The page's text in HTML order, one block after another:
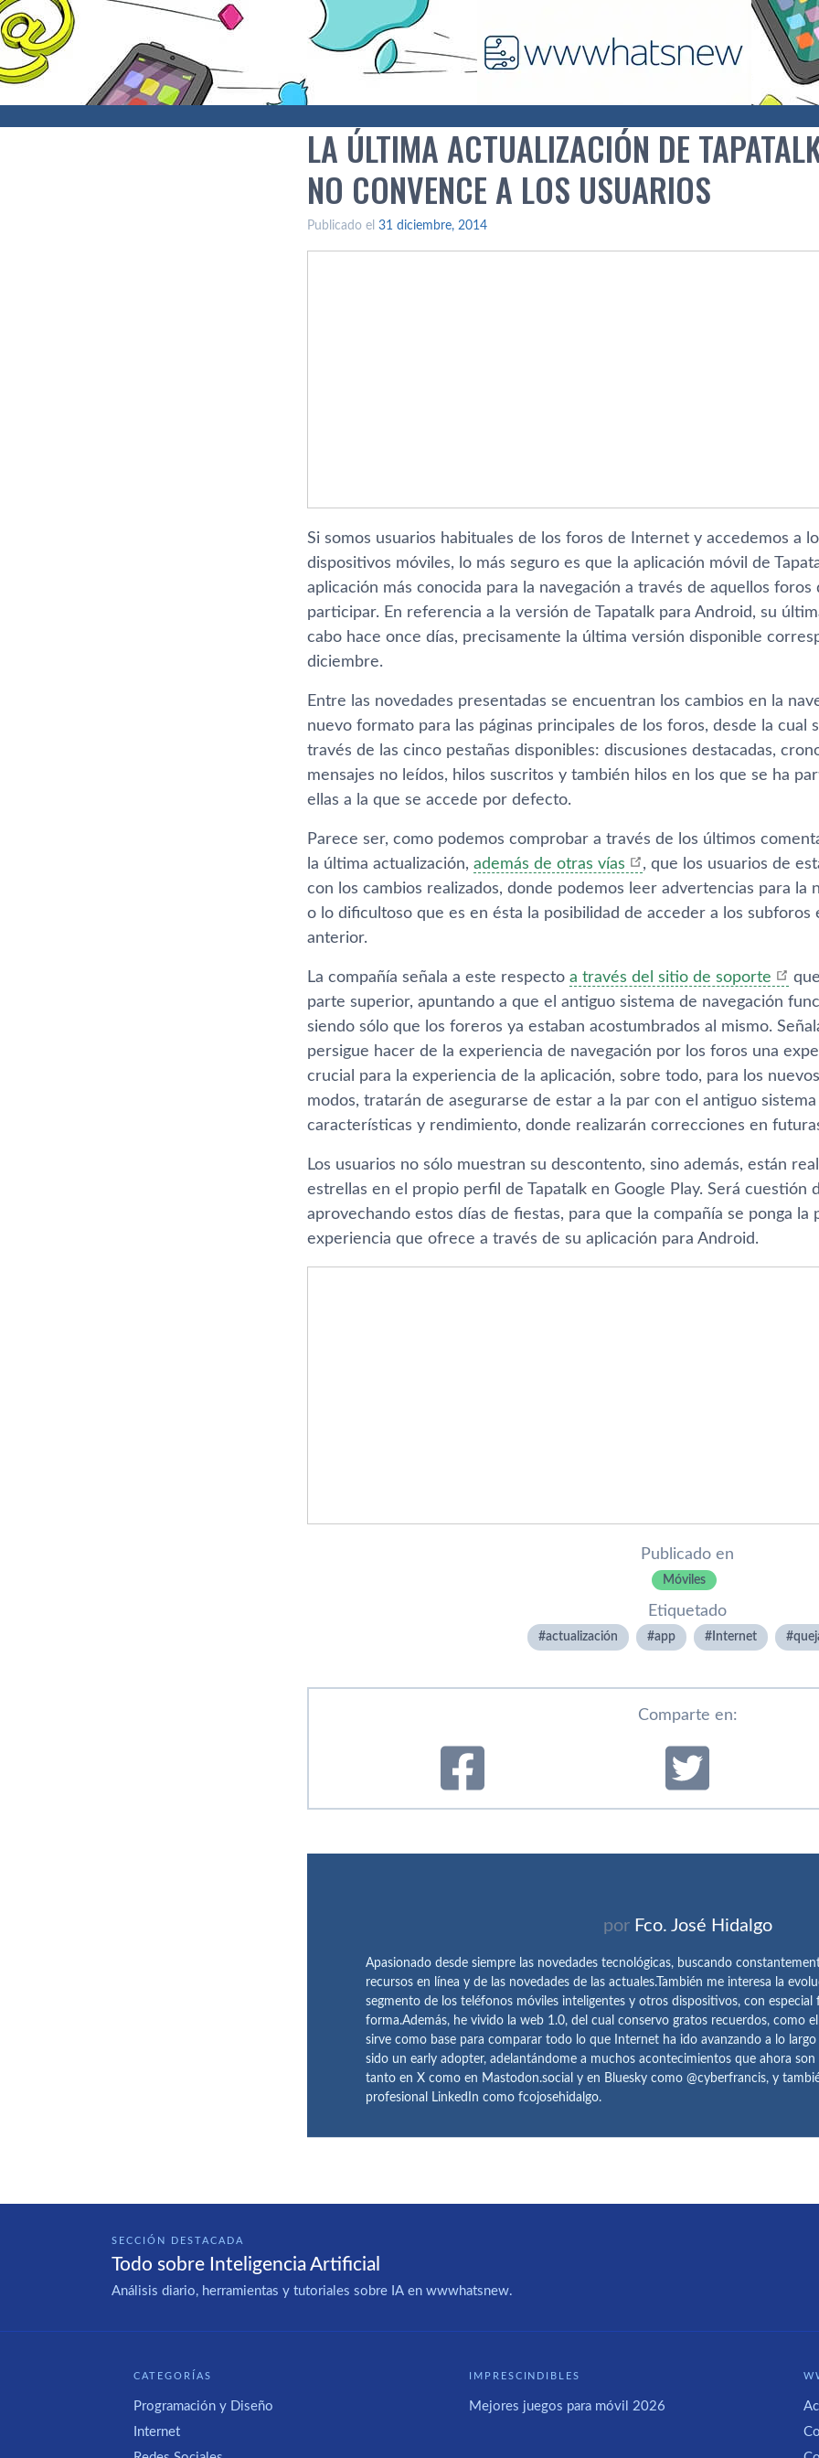
LA ÚLTIMA ACTUALIZACIÓN DE
NO CONVENCE A LOS USUARIOS
Publicado el 31 diciembre, 2014
Si somos usuarios habituales de los foros de Internet y accedemos a
dispositivos móviles, lo más seguro es que la aplicación móvil de
aplicación más conocida para la navegación a través de aquellos
participar. En referencia a la versión de Tapatalk para Android, su
cabo hace once dí­as, precisamente la última versión disponible
diciembre.
Entre las novedades presentadas se encuentran los cambios en la
nuevo formato para las páginas principales de los foros, desde la cual
través de las cinco pestañas disponibles: discusiones destacadas,
mensajes no leí­dos, hilos suscritos y también hilos en los que se ha
ellas a la que se accede por defecto.
Parece ser, como podemos comprobar a través de los últimos
la última actualización, además de otras ví­as
, que los usuarios de
con los cambios realizados, donde podemos leer advertencias para la
o lo dificultoso que es en ésta la posibilidad de acceder a los
anterior.
La compañí­a señala a este respecto a través del sitio de soporte
parte superior, apuntando a que el antiguo sistema de navegación
siendo sólo que los foreros ya estaban acostumbrados al mismo.
persigue hacer de la experiencia de navegación por los foros una
crucial para la experiencia de la aplicación, sobre todo, para los
modos, tratarán de asegurarse de estar a la par con el antiguo
caracterí­sticas y rendimiento, donde realizarán correcciones en
Los usuarios no sólo muestran su descontento, sino además, están
estrellas en el propio perfil de Tapatalk en Google Play. Será cuestión
aprovechando estos dí­as de fiestas, para que la compañí­a se ponga
experiencia que ofrece a través de su aplicación para Android.
Publicado en
Móviles
Etiquetado
actualización app Internet
Comparte en:
por Fco. José Hidalgo
Apasionado desde siempre las novedades tecnológicas, buscando
recursos en línea y de las novedades de las actuales.También me interesa la
segmento de los teléfonos móviles inteligentes y otros dispositivos, con
forma.Además, he vivido la web 1.0, del cual conservo gratos recuerdos, como
sirve como base para comparar todo lo que Internet ha ido avanzando a lo largo
sido un early adopter, adelantándome a muchos acontecimientos que ahora
tanto en X como en Mastodon.social y en Bluesky como @cyberfrancis, y
profesional LinkedIn como fcojosehidalgo.
SECCIÓN DESTACADA
Todo sobre Inteligencia Artificial
Análisis diario, herramientas y tutoriales sobre IA en wwwhatsnew.
CATEGORÍAS
Programación y Diseño
Internet
IMPRESCINDIBLES
Mejores juegos para móvil 2026